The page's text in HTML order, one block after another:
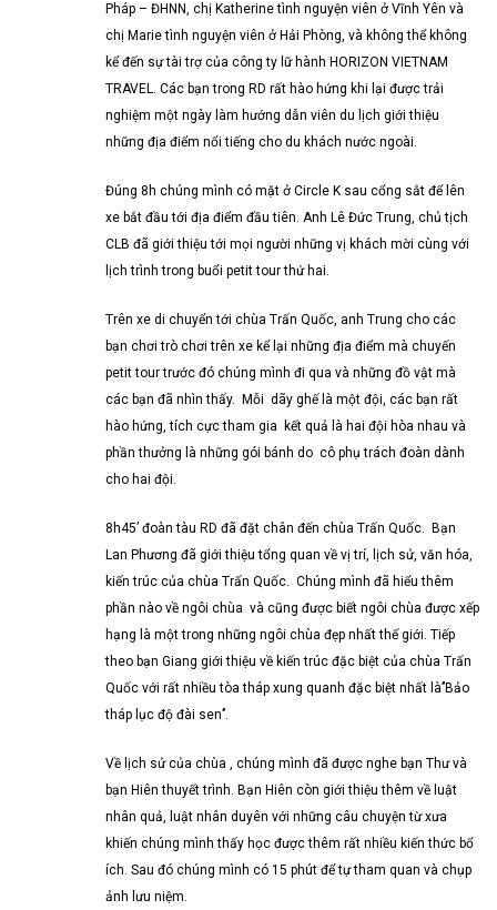
Pháp – ĐHNN, chị Katherine tình nguyện viên ở Vĩnh Yên và
chị Marie tình nguyện viên ở Hải Phòng, và không thể không
kể đến sự tài trợ của công ty lữ hành HORIZON VIETNAM
TRAVEL. Các bạn trong RD rất hào hứng khi lại được trải
nghiệm một ngày làm hướng dẫn viên du lịch giới thiệu
những địa điểm nổi tiếng cho du khách nước ngoài.
Đúng 8h chúng mình có mặt ở Circle K sau cổng sắt để lên
xe bắt đầu tới địa điểm đầu tiên. Anh Lê Đức Trung, chủ tịch
CLB đã giới thiệu tới mọi người những vị khách mời cùng với
lịch trình trong buổi petit tour thứ hai.
Trên xe di chuyển tới chùa Trấn Quốc, anh Trung cho các
bạn chơi trò chơi trên xe kể lại những địa điểm mà chuyến
petit tour trước đó chúng mình đi qua và những đồ vật mà
các bạn đã nhìn thấy. Mỗi dãy ghế là một đội, các bạn rất
hào hứng, tích cực tham gia kết quả là hai đội hòa nhau và
phần thưởng là những gói bánh do cô phụ trách đoàn dành
cho hai đội.
8h45’ đoàn tàu RD đã đặt chân đến chùa Trấn Quốc. Bạn
Lan Phương đã giới thiệu tổng quan về vị trí, lịch sử, văn hóa,
kiến trúc của chùa Trấn Quốc. Chúng mình đã hiểu thêm
phần nào về ngôi chùa và cũng được biết ngôi chùa được xếp
hạng là một trong những ngôi chùa đẹp nhất thế giới. Tiếp
theo bạn Giang giới thiệu về kiến trúc đặc biệt của chùa Trấn
Quốc với rất nhiều tòa tháp xung quanh đặc biệt nhất là’’Bảo
tháp lục độ đài sen’’.
Về lịch sử của chùa , chúng mình đã được nghe bạn Thư và
bạn Hiên thuyết trình. Bạn Hiên còn giới thiệu thêm về luật
nhân quả, luật nhân duyên với những câu chuyện từ xưa
khiến chúng mình thấy học được thêm rất nhiều kiến thức bổ
ích. Sau đó chúng mình có 15 phút để tự tham quan và chụp
ảnh lưu niệm.